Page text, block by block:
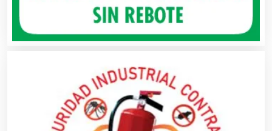
Alquiler de Autos
Alquiler de Equipos para Fiestas
Alquiler de Sillas y Mesas